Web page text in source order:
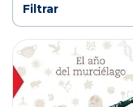
Filtrar